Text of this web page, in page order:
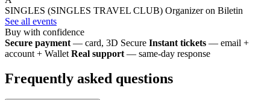
SINGLES (SINGLES TRAVEL CLUB) Organizer on Biletin
See all events
Buy with confidence
Secure payment — card, 3D Secure Instant tickets — email +
account + Wallet Real support — same-day response
Frequently asked questions